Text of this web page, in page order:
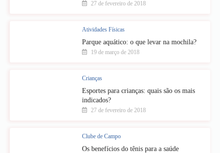
27 de fevereiro de 2018
Atividades Físicas
Parque aquático: o que levar na mochila?
19 de março de 2018
Crianças
Esportes para crianças: quais são os mais
indicados?
27 de fevereiro de 2018
Clube de Campo
Os benefícios do tênis para a saúde